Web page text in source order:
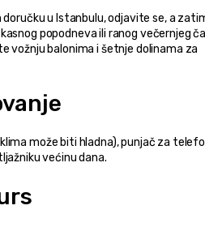
u Istanbulu, odjavite se, a
popodneva ili ranog večernjeg
vožnju balonima i šetnje dolinama za
može biti hladna), punjač za
većinu dana.